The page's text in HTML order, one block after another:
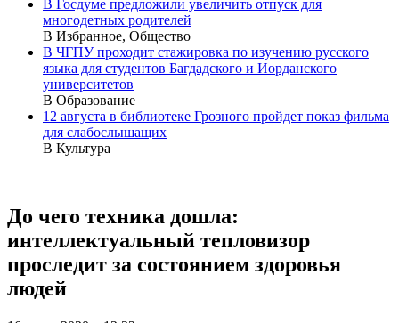
В Госдуме предложили увеличить отпуск для
многодетных родителей
В Избранное, Общество
В ЧГПУ проходит стажировка по изучению русского
языка для студентов Багдадского и Иорданского
университетов
В Образование
12 августа в библиотеке Грозного пройдет показ фильма
для слабослышащих
В Культура
До чего техника дошла:
интеллектуальный тепловизор
проследит за состоянием здоровья
людей